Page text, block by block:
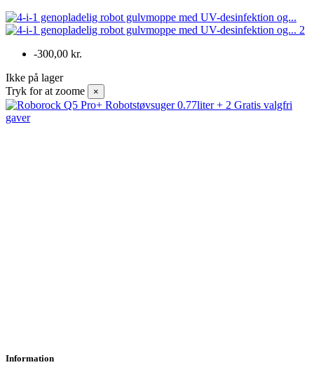
-300,00 kr.
Ikke på lager
Tryk for at zoome
×
Information